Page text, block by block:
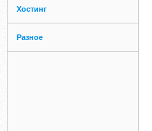
Хостинг
Разное